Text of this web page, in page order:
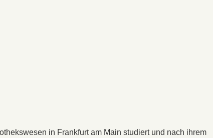
in Frankfurt am Main studiert und nach ihrem